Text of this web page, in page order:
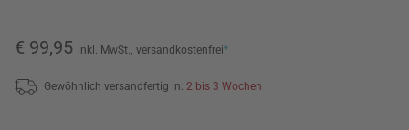
€ 99,95 inkl. MwSt., versandkostenfrei*
Gewöhnlich versandfertig in: 2 bis 3 Wochen